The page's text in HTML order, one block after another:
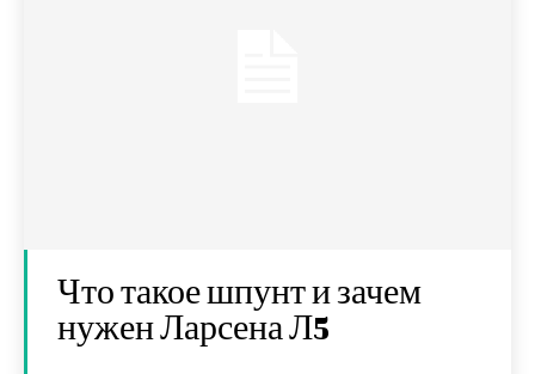
Что такое шпунт и зачем
нужен Ларсена Л5